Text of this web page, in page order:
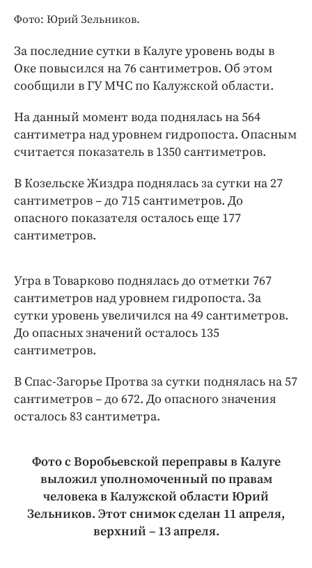
Экономика и бизнес
Блоги
Издания
Медиаперсона
Интересное чтиво
Клиника года
Бренд года
Работодатель года
Фото: Юрий Зельников.
За последние сутки в Калуге уровень воды в
Оке повысился на 76 сантиметров. Об этом
сообщили в ГУ МЧС по Калужской области.
На данный момент вода поднялась на 564
сантиметра над уровнем гидропоста. Опасным
считается показатель в 1350 сантиметров.
В Козельске Жиздра поднялась за сутки на 27
сантиметров – до 715 сантиметров. До
опасного показателя осталось еще 177
сантиметров.
Угра в Товарково поднялась до отметки 767
сантиметров над уровнем гидропоста. За
сутки уровень увеличился на 49 сантиметров.
До опасных значений осталось 135
сантиметров.
В Спас-Загорье Протва за сутки поднялась на 57
сантиметров – до 672. До опасного значения
осталось 83 сантиметра.
Фото с Воробьевской переправы в Калуге
выложил уполномоченный по правам
человека в Калужской области Юрий
Зельников. Этот снимок сделан 11 апреля,
верхний – 13 апреля.